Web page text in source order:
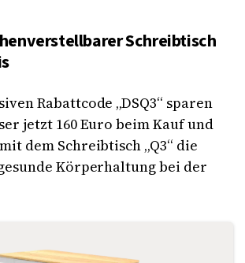
Schreibtisch
Rabattcode „DSQ3“ sparen
jetzt 160 Euro beim Kauf und
dem Schreibtisch „Q3“ die
Körperhaltung bei der